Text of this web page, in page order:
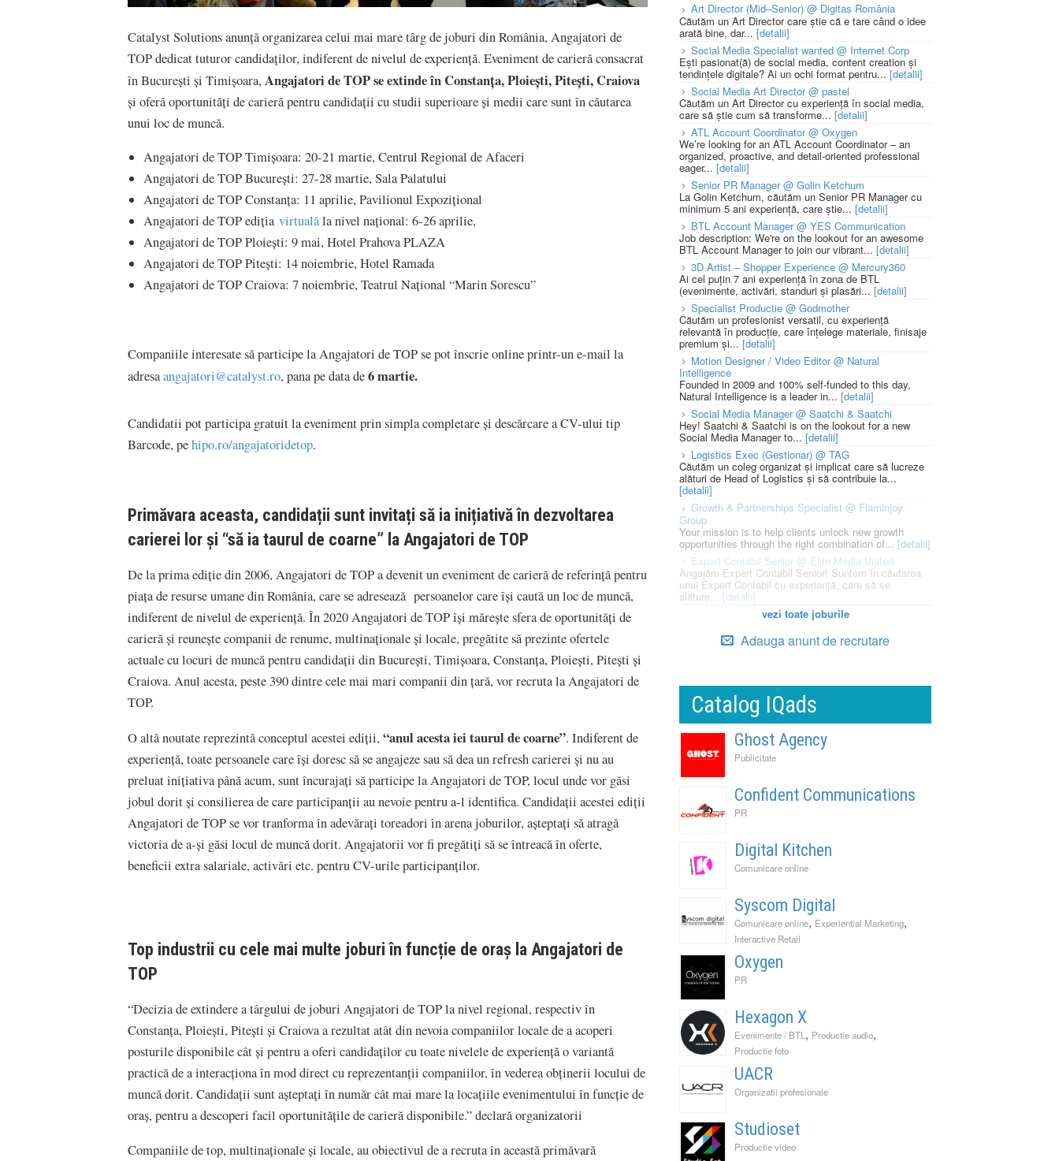
Catalyst Solutions anunță organizarea celui mai mare târg de joburi din România, Angajatori de
TOP dedicat tuturor candidaților, indiferent de nivelul de experiență. Eveniment de carieră consacrat
în București și Timișoara, Angajatori de TOP se extinde în Constanța, Ploiești, Pitești, Craiova
și oferă oportunități de carieră pentru candidații cu studii superioare și medii care sunt în căutarea
unui loc de muncă.
Angajatori de TOP Timișoara: 20-21 martie, Centrul Regional de Afaceri
Angajatori de TOP București: 27-28 martie, Sala Palatului
Angajatori de TOP Constanța: 11 aprilie, Pavilionul Expozițional
Angajatori de TOP ediția virtualăla nivel național: 6-26 aprilie,
Angajatori de TOP Ploiești: 9 mai, Hotel Prahova PLAZA
Angajatori de TOP Pitești: 14 noiembrie, Hotel Ramada
Angajatori de TOP Craiova: 7 noiembrie, Teatrul Național “Marin Sorescu”
Companiile interesate să participe la Angajatori de TOP se pot înscrie online printr-un e-mail la
adresaangajatori@catalyst.ro, pana pe data de6 martie.
Candidatii pot participa gratuit la eveniment prin simpla completare și descărcare a CV-ului tip
Barcode, pehipo.ro/angajatoridetop.
Primăvara aceasta, candidații sunt invitați să ia inițiativă în dezvoltarea
carierei lor și “să ia taurul de coarne” la Angajatori de TOP
De la prima ediție din 2006, Angajatori de TOP a devenit un eveniment de carieră de referință pentru
piața de resurse umane din România, care se adresează persoanelor care își caută un loc de muncă,
indiferent de nivelul de experiență. În 2020 Angajatori de TOP își mărește sfera de oportunități de
carieră și reunește companii de renume, multinaționale și locale, pregătite să prezinte ofertele
actuale cu locuri de muncă pentru candidații din București, Timișoara, Constanța, Ploiești, Pitești și
Craiova. Anul acesta, peste 390 dintre cele mai mari companii din țară, vor recruta la Angajatori de
TOP.
O altă noutate reprezintă conceptul acestei ediții, “anul acesta iei taurul de coarne”. Indiferent de
experiență, toate persoanele care își doresc să se angajeze sau să dea un refresh carierei și nu au
preluat inițiativa până acum, sunt încurajați să participe la Angajatori de TOP, locul unde vor găsi
jobul dorit și consilierea de care participanții au nevoie pentru a-l identifica. Candidații acestei ediții
Angajatori de TOP se vor tranforma în adevărați toreadori în arena joburilor, așteptați să atragă
victoria de a-și găsi locul de muncă dorit. Angajatorii vor fi pregătiți să se întreacă în oferte,
beneficii extra salariale, activări etc. pentru CV-urile participanților.
Top industrii cu cele mai multe joburi în funcție de oraș la Angajatori de
TOP
“Decizia de extindere a târgului de joburi Angajatori de TOP la nivel regional, respectiv în
Constanța, Ploiești, Pitești și Craiova a rezultat atât din nevoia companiilor locale de a acoperi
posturile disponibile cât și pentru a oferi candidaților cu toate nivelele de experiență o variantă
practică de a interacționa în mod direct cu reprezentanții companiilor, în vederea obținerii locului de
muncă dorit. Candidații sunt așteptați în număr cât mai mare la locațiile evenimentului în funcție de
oraș, pentru a descoperi facil oportunitățile de carieră disponibile.” declară organizatorii
Companiile de top, multinaționale și locale, au obiectivul de a recruta în această primăvară
Art Director (Mid–Senior) @ Digitas România
Căutăm un Art Director care știe că e tare când o idee
arată bine, dar... [detalii]
Social Media Specialist wanted @ Internet Corp
Ești pasionat(ă) de social media, content creation și
tendințele digitale? Ai un ochi format pentru... [detalii]
Social Media Art Director @ pastel
Căutăm un Art Director cu experiență în social media,
care să știe cum să transforme... [detalii]
ATL Account Coordinator @ Oxygen
We’re looking for an ATL Account Coordinator – an
organized, proactive, and detail-oriented professional
eager... [detalii]
Senior PR Manager @ Golin Ketchum
La Golin Ketchum, căutăm un Senior PR Manager cu
minimum 5 ani experiență, care știe... [detalii]
BTL Account Manager @ YES Communication
Job description: We're on the lookout for an awesome
BTL Account Manager to join our vibrant... [detalii]
3D Artist – Shopper Experience @ Mercury360
Ai cel puțin 7 ani experiență în zona de BTL
(evenimente, activări, standuri și plasări... [detalii]
Specialist Productie @ Godmother
Căutăm un profesionist versatil, cu experiență
relevantă în producție, care înțelege materiale, finisaje
premium și... [detalii]
Motion Designer / Video Editor @ Natural
Intelligence
Founded in 2009 and 100% self-funded to this day,
Natural Intelligence is a leader in... [detalii]
Social Media Manager @ Saatchi & Saatchi
Hey! Saatchi & Saatchi is on the lookout for a new
Social Media Manager to... [detalii]
Logistics Exec (Gestionar) @ TAG
Căutăm un coleg organizat și implicat care să lucreze
alături de Head of Logistics și să contribuie la...
[detalii]
Growth & Partnerships Specialist @ Flaminjoy
Group
Your mission is to help clients unlock new growth
opportunities through the right combination of... [detalii]
Expert Contabil Senior @ Elite Media United
Angajăm Expert Contabil Senior! Suntem în căutarea
unui Expert Contabil cu experiență, care să se
alăture... [detalii]
vezi toate joburile
Adauga anunt de recrutare
Catalog IQads
Ghost Agency
Publicitate
Confident Communications
PR
Digital Kitchen
Comunicare online
Syscom Digital
Comunicare online, Experiential Marketing,
Interactive Retail
Oxygen
PR
Hexagon X
Evenimente / BTL , Productie audio,
Productie foto
UACR
Organizatii profesionale
Studioset
Productie video